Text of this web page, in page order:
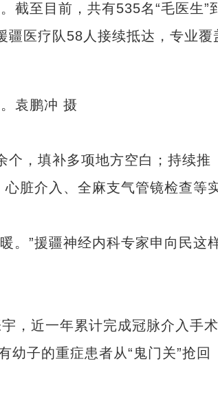
截至目前，共有535名“毛医生”
疆医疗队58人接续抵达，专业覆
，填补多项地方空白；持续推
脏介入、全麻支气管镜检查等
。”援疆神经内科专家申向民这
，近一年累计完成冠脉介入手术
子的重症患者从“鬼门关”抢回